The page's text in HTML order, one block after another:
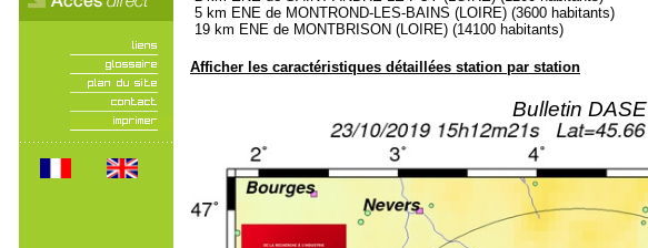
5 km ENE de MONTROND-LES-BAINS (LOIRE) (3600 habitants)
19 km ENE de MONTBRISON (LOIRE) (14100 habitants)
Afficher les caractéristiques détaillées station par station
Bulletin DASE